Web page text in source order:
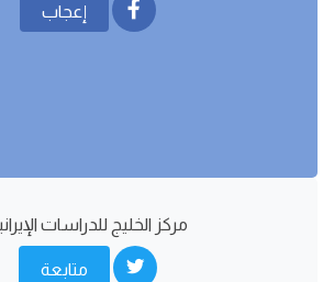
إعجاب
مركز الخليج للدراسات اﻹيرانية
متابعة